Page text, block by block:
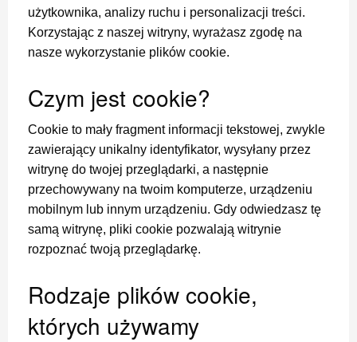
użytkownika, analizy ruchu i personalizacji treści.
Korzystając z naszej witryny, wyrażasz zgodę na
nasze wykorzystanie plików cookie.
Czym jest cookie?
Cookie to mały fragment informacji tekstowej, zwykle
zawierający unikalny identyfikator, wysyłany przez
witrynę do twojej przeglądarki, a następnie
przechowywany na twoim komputerze, urządzeniu
mobilnym lub innym urządzeniu. Gdy odwiedzasz tę
samą witrynę, pliki cookie pozwalają witrynie
rozpoznać twoją przeglądarkę.
Rodzaje plików cookie,
których używamy